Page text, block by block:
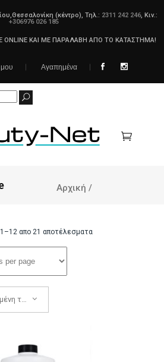
(κέντρο), Τηλ.: 2311 242 246, Κιν.:
+306976 026 185
ONLINE ΚΑΙ ΜΕ ΠΑΡΑΛΑΒΗ ΑΠΟ ΤΟ ΚΑΤΑΣΤΗΜΑ!
Αγαπημένα
Αρχική /
απο 21 αποτέλεσματα
Προκαθορισμένη ταξινόμηση